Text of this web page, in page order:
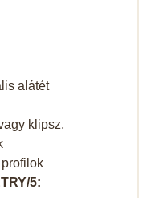
alátét
klipsz,
5: